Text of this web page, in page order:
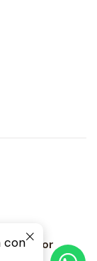
por
con